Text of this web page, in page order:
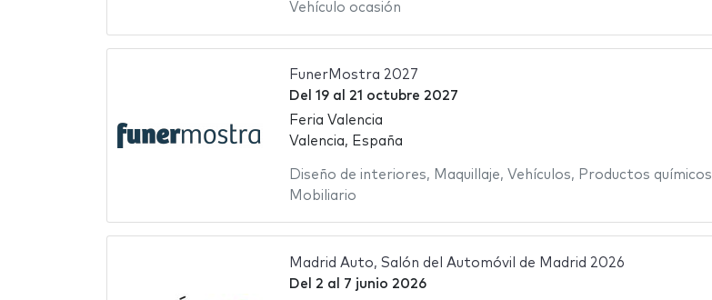
Vehículo ocasión
FunerMostra 2027
Del 19al 21 octubre 2027
Feria Valencia
Valencia, España
Diseño de interiores, Maquillaje, Vehículos, Productos químicos
Mobiliario
Madrid Auto, Salón del Automóvil de Madrid 2026
Del 2 al 7 junio 2026